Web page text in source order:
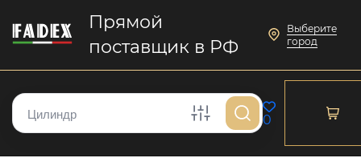
Прямой
поставщик в РФ
Выберите
город
0